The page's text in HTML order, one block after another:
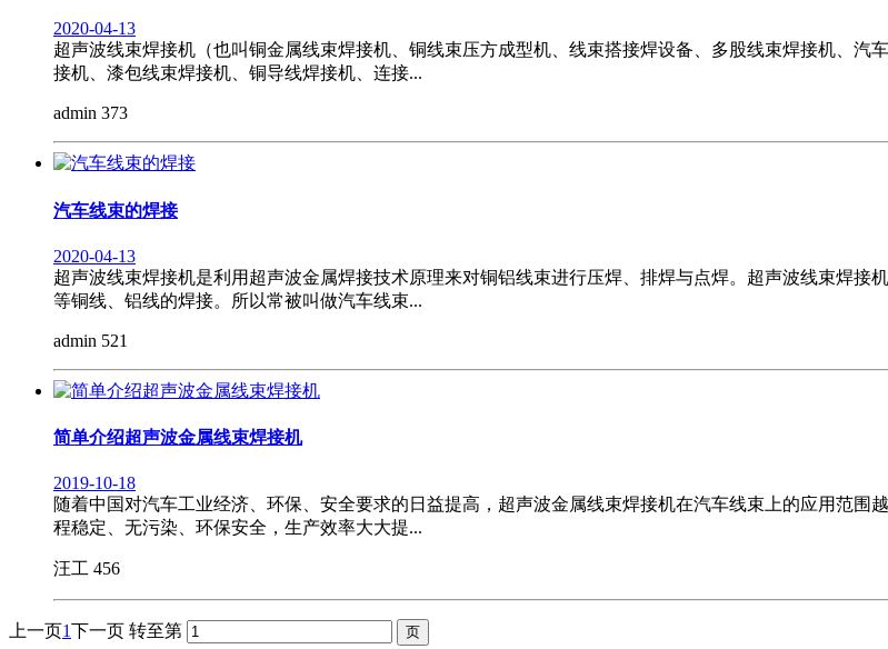
2020-04-13
超声波线束焊接机（也叫铜金属线束焊接机、铜线束压方成型机、线束搭接焊设备、多股线束焊接机、
接机、漆包线束焊接机、铜导线焊接机、连接...
admin 373
汽车线束的焊接
2020-04-13
超声波线束焊接机是利用超声波金属焊接技术原理来对铜铝线束进行压焊、排焊与点焊。超声波线束焊
等铜线、铝线的焊接。所以常被叫做汽车线束...
admin 521
简单介绍超声波金属线束焊接机
2019-10-18
随着中国对汽车工业经济、环保、安全要求的日益提高，超声波金属线束焊接机在汽车线束上的应用范
程稳定、无污染、环保安全，生产效率大大提...
汪工 456
上一页 1 下一页 转至第